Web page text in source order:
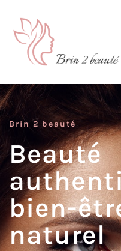
Brin 2 beauté
Beauté
bien-
naturel